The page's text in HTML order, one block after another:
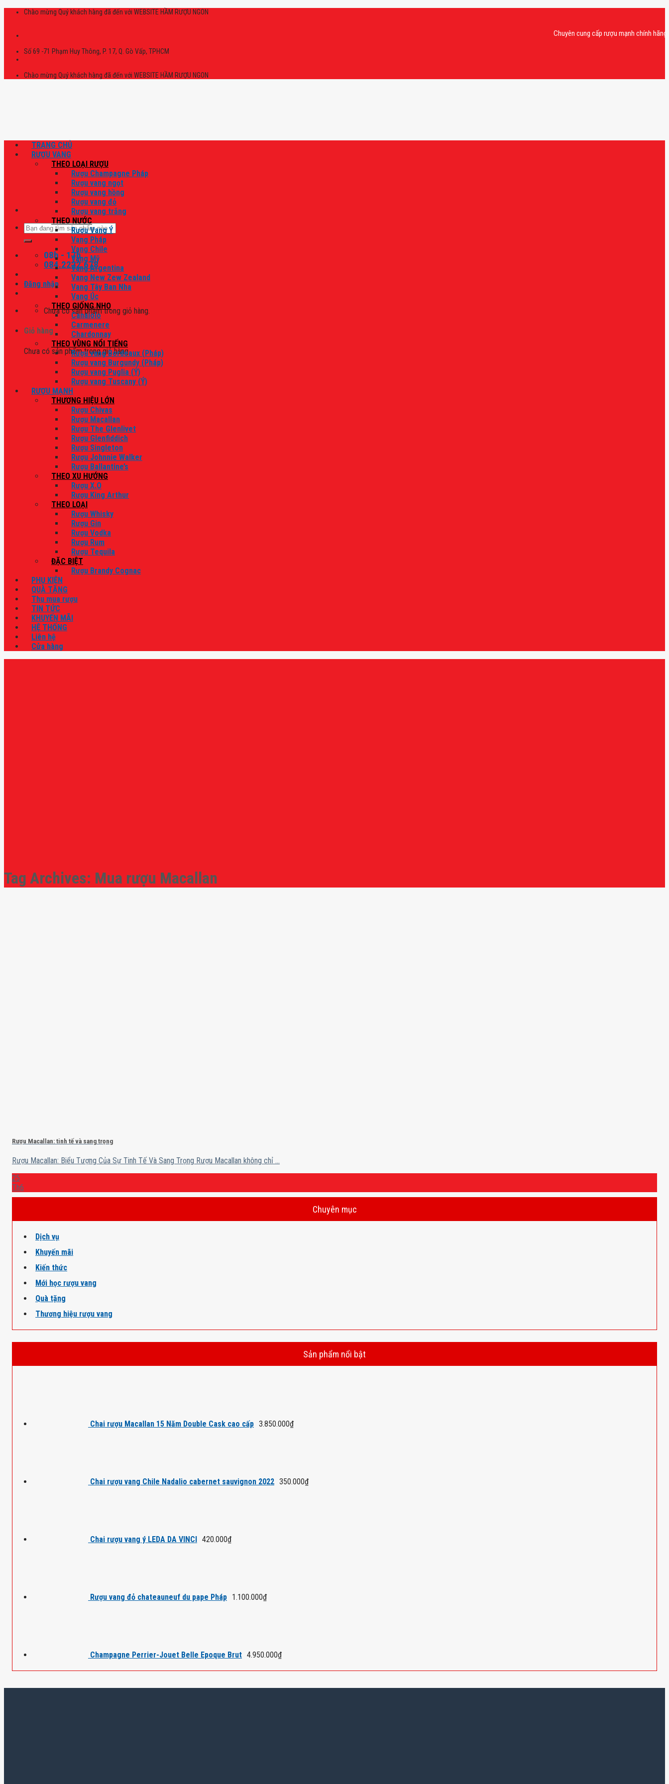
Skip
Chào mừng Quý khách hàng đã đến với WEBSITE HẦM RƯỢU NGON
Chuyên cung cấp rượu mạnh chính hãng,
Số 69 -71 Phạm Huy Thông, P. 17, Q. Gò Vấp, TPHCM
Chào mừng Quý khách hàng đã đến với WEBSITE HẦM RƯỢU NGON
Tìm
kiếm:
08h - 17h
084.2222.678
Đăng nhập
Chưa có sản phẩm trong giỏ hàng.
Giỏ hàng
Chưa có sản phẩm trong giỏ hàng.
TRANG CHỦ
RƯỢU VANG
THEO LOẠI RƯỢU
Rượu Champagne Pháp
Rượu vang ngọt
Rượu vang hồng
Rượu vang đỏ
Rượu vang trắng
THEO NƯỚC
Rượu Vang Ý
Vang Pháp
Vang Chile
Vang Mỹ
Vang Argentina
Vang New Zew Zealand
Vang Tây Ban Nha
Vang Úc
THEO GIỐNG NHO
Canaiolo
Carmenere
Chardonnay
THEO VÙNG NỔI TIẾNG
Rượu vang Bordeaux (Pháp)
Rượu vang Burgundy (Pháp)
Rượu vang Puglia (Ý)
Rượu vang Tuscany (Ý)
RƯỢU MẠNH
THƯƠNG HIỆU LỚN
Rượu Chivas
Rượu Macallan
Rượu The Glenlivet
Rượu Glenfiddich
Rượu Singleton
Rượu Johnnie Walker
Rượu Ballantine’s
THEO XU HƯỚNG
Rượu X.O
Rượu King Arthur
THEO LOẠI
Rượu Whisky
Rượu Gin
Rượu Vodka
Rượu Rum
Rượu Tequila
ĐẶC BIỆT
Rượu Brandy Cognac
PHỤ KIỆN
QUÀ TẶNG
Thu mua rượu
TIN TỨC
KHUYẾN MÃI
HỆ THỐNG
Liên hệ
Cửa hàng
Tag Archives: Mua rượu Macallan
Rượu Macallan: tinh tế và sang trọng
Rượu Macallan: Biểu Tượng Của Sự Tinh Tế Và Sang Trọng Rượu Macallan không chỉ ...
25
Th6
Chuyên mục
Dịch vụ
Khuyến mãi
Kiến thức
Mới học rượu vang
Quà tặng
Thương hiệu rượu vang
Sản phẩm nổi bật
Chai rượu Macallan 15 Năm Double Cask cao cấp 3.850.000₫
Chai rượu vang Chile Nadalio cabernet sauvignon 2022 350.000₫
Chai rượu vang ý LEDA DA VINCI 420.000₫
Rượu vang đỏ chateauneuf du pape Pháp 1.100.000₫
Champagne Perrier-Jouet Belle Epoque Brut 4.950.000₫